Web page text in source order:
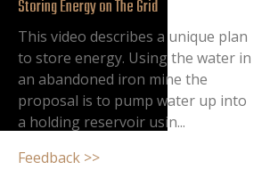
Storing Energy on The Grid
This video describes a unique plan
to store energy. Using the water in
an abandoned iron mine the
proposal is to pump water up into
a holding reservoir usin...
Feedback >>